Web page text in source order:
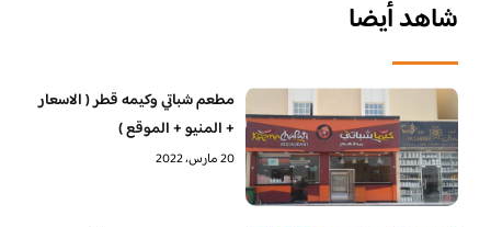
شاهد أيضا
مطعم شباتي وكيمه قطر ( الاسعار
+ المنيو + الموقع )
20 مارس، 2022